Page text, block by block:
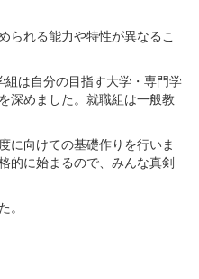
られる能力や特性が異なるこ
は自分の目指す大学・専門学
深めました。就職組は一般教
に向けての基礎作りを行いま
的に始まるので、みんな真剣